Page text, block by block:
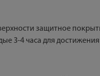
защитное
3-4 часа для